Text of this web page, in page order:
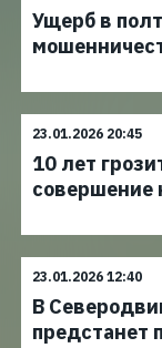
Ущерб в
23.01.2026 20:45
10 лет
совершение
23.01.2026 12:40
В
предстанет